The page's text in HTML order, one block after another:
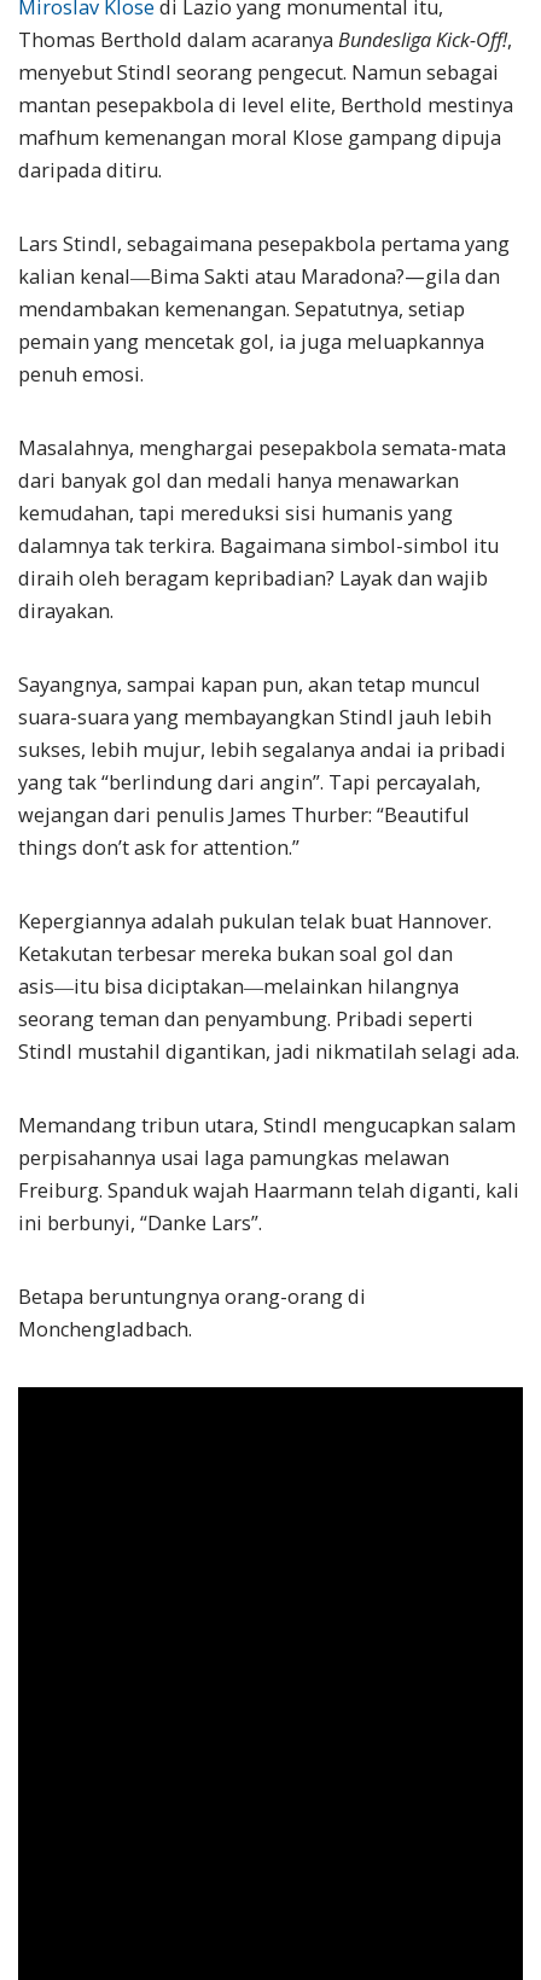
Miroslav Klose di Lazio yang monumental itu,
Thomas Berthold dalam acaranya Bundesliga Kick-Off!,
menyebut Stindl seorang pengecut. Namun sebagai
mantan pesepakbola di level elite, Berthold mestinya
mafhum kemenangan moral Klose gampang dipuja
daripada ditiru.
Lars Stindl, sebagaimana pesepakbola pertama yang
kalian kenal―Bima Sakti atau Maradona?—gila dan
mendambakan kemenangan. Sepatutnya, setiap
pemain yang mencetak gol, ia juga meluapkannya
penuh emosi.
Masalahnya, menghargai pesepakbola semata-mata
dari banyak gol dan medali hanya menawarkan
kemudahan, tapi mereduksi sisi humanis yang
dalamnya tak terkira. Bagaimana simbol-simbol itu
diraih oleh beragam kepribadian? Layak dan wajib
dirayakan.
Sayangnya, sampai kapan pun, akan tetap muncul
suara-suara yang membayangkan Stindl jauh lebih
sukses, lebih mujur, lebih segalanya andai ia pribadi
yang tak “berlindung dari angin”. Tapi percayalah,
wejangan dari penulis James Thurber: “Beautiful
things don’t ask for attention.”
Kepergiannya adalah pukulan telak buat Hannover.
Ketakutan terbesar mereka bukan soal gol dan
asis―itu bisa diciptakan―melainkan hilangnya
seorang teman dan penyambung. Pribadi seperti
Stindl mustahil digantikan, jadi nikmatilah selagi ada.
Memandang tribun utara, Stindl mengucapkan salam
perpisahannya usai laga pamungkas melawan
Freiburg. Spanduk wajah Haarmann telah diganti, kali
ini berbunyi, “Danke Lars”.
Betapa beruntungnya orang-orang di
Monchengladbach.